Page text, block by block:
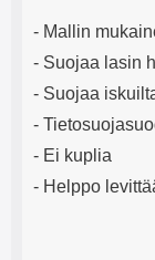
- Mallin
- Suojaa lasin
- Suojaa
-
- Ei kuplia
- Helppo